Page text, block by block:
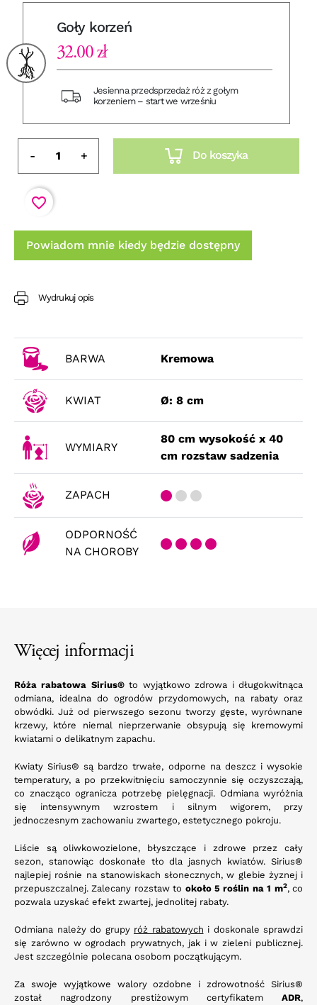
Goły korzeń
32.00 zł
Jesienna przedsprzedaż róż z gołym
korzeniem – start we wrześniu
Do koszyka
- +
favorite_border
Powiadom mnie kiedy będzie dostępny
Wydrukuj opis
BARWA Kremowa
KWIAT Ø: 8 cm
WYMIARY
80 cm wysokość x 40
cm rozstaw sadzenia
ZAPACH
ODPORNOŚĆ
NA CHOROBY
Więcej informacji
Róża rabatowa Sirius®to wyjątkowo zdrowa i długokwitnąca
odmiana, idealna do ogrodów przydomowych, na rabaty oraz
obwódki. Już od pierwszego sezonu tworzy gęste, wyrównane
krzewy, które niemal nieprzerwanie obsypują się kremowymi
kwiatami o delikatnym zapachu.
Kwiaty Sirius® są bardzo trwałe, odporne na deszcz i wysokie
temperatury, a po przekwitnięciu samoczynnie się oczyszczają,
co znacząco ogranicza potrzebę pielęgnacji. Odmiana wyróżnia
się intensywnym wzrostem i silnym wigorem, przy
jednoczesnym zachowaniu zwartego, estetycznego pokroju.
Liście są oliwkowozielone, błyszczące i zdrowe przez cały
sezon, stanowiąc doskonałe tło dla jasnych kwiatów. Sirius®
najlepiej rośnie na stanowiskach słonecznych, w glebie żyznej i
przepuszczalnej. Zalecany rozstaw to około 5 roślin na 1 m2, co
pozwala uzyskać efekt zwartej, jednolitej rabaty.
Odmiana należy do grupy róż rabatowych i doskonale sprawdzi
się zarówno w ogrodach prywatnych, jak i w zieleni publicznej.
Jest szczególnie polecana osobom początkującym.
Za swoje wyjątkowe walory ozdobne i zdrowotność Sirius®
został nagrodzony prestiżowym certyfikatem ADR,